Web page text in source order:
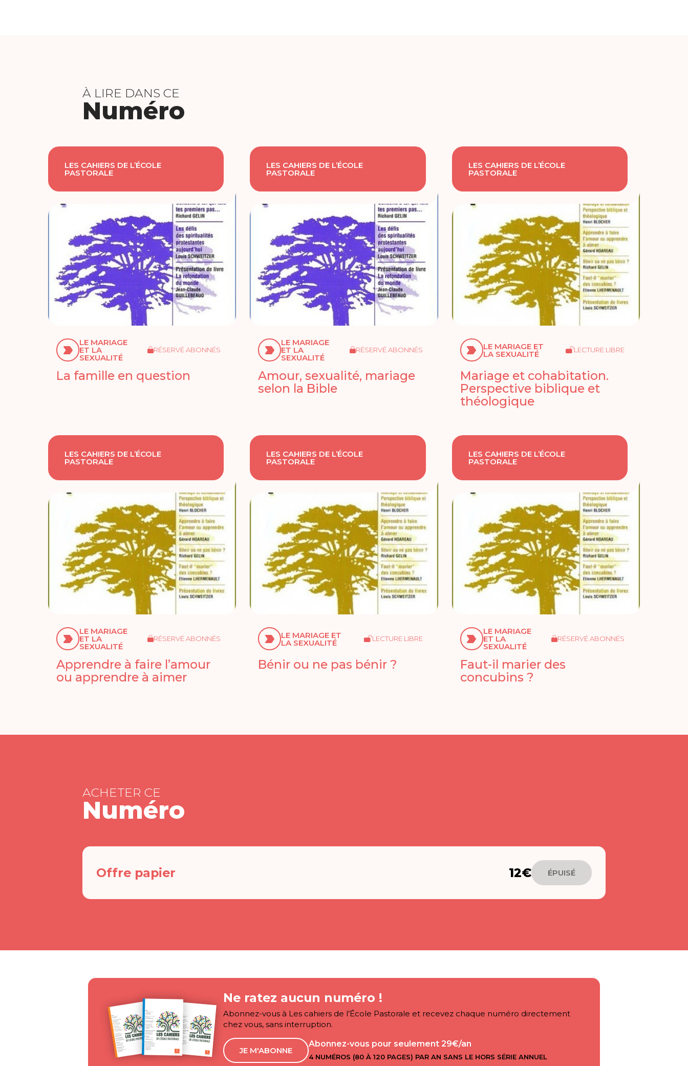
À LIRE DANS CE
Numéro
LES CAHIERS DE L’ÉCOLE
PASTORALE
LE MARIAGE
ET LA
SEXUALITÉ
RÉSERVÉ ABONNÉS
La famille en question
LES CAHIERS DE L’ÉCOLE
PASTORALE
LE MARIAGE
ET LA
SEXUALITÉ
RÉSERVÉ ABONNÉS
Amour, sexualité, mariage
selon la Bible
LES CAHIERS DE L’ÉCOLE
PASTORALE
LE MARIAGE ET
LA SEXUALITÉ LECTURE LIBRE
Mariage et cohabitation.
Perspective biblique et
théologique
LES CAHIERS DE L’ÉCOLE
PASTORALE
LE MARIAGE
ET LA
SEXUALITÉ
RÉSERVÉ ABONNÉS
Apprendre à faire l’amour
ou apprendre à aimer
LES CAHIERS DE L’ÉCOLE
PASTORALE
LE MARIAGE ET
LA SEXUALITÉ LECTURE LIBRE
Bénir ou ne pas bénir ?
LES CAHIERS DE L’ÉCOLE
PASTORALE
LE MARIAGE
ET LA
SEXUALITÉ
RÉSERVÉ ABONNÉS
Faut-il marier des
concubins ?
ACHETER CE
Numéro
Offre papier 12€ ÉPUISÉ
Ne ratez aucun numéro !
Abonnez-vous à Les cahiers de l’École Pastorale et recevez chaque numéro directement
chez vous, sans interruption.
JE M'ABONNE
Abonnez-vous pour seulement 29€/an
4 NUMÉROS (80 À 120 PAGES) PAR AN SANS LE HORS SÉRIE ANNUEL